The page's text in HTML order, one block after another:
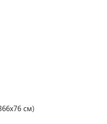
см)